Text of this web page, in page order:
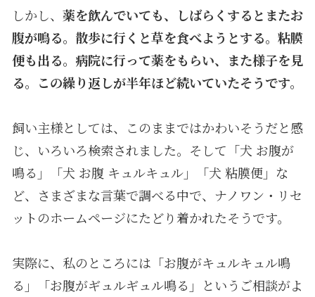
しかし、 薬を飲んでいても、しばらくするとまたお
腹が鳴る。散歩に行くと草を食べようとする。粘膜
便も出る。病院に行って薬をもらい、また様子を見
る。この繰り返しが半年ほど続いていたそうです。
飼い主様としては、このままではかわいそうだと感
じ、いろいろ検索されました。そして「犬 お腹が
鳴る」「犬 お腹 キュルキュル」「犬 粘膜便」な
ど、さまざまな言葉で調べる中で、ナノワン・リセ
ットのホームページにたどり着かれたそうです。
実際に、私のところには「お腹がキュルキュル鳴
る」「お腹がギュルギュル鳴る」というご相談がよ